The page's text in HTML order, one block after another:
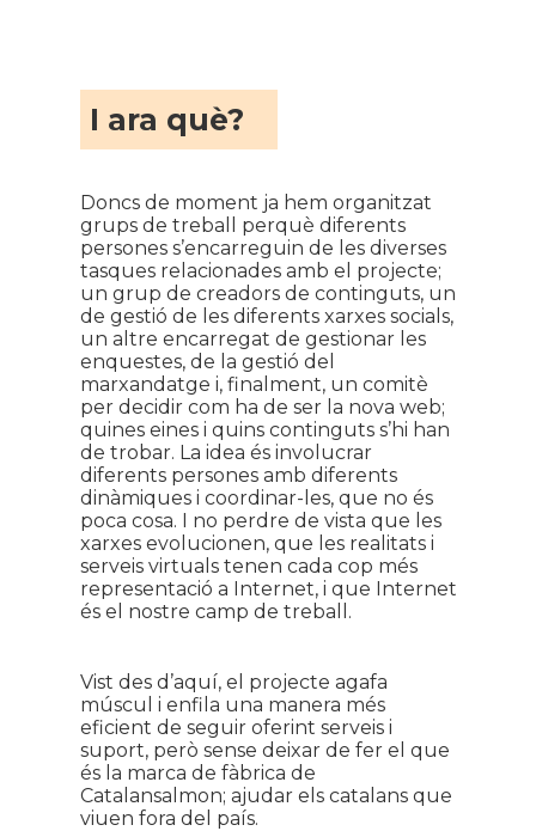
I ara què?
Doncs de moment ja hem organitzat
grups de treball perquè diferents
persones s’encarreguin de les diverses
tasques relacionades amb el projecte;
un grup de creadors de continguts, un
de gestió de les diferents xarxes socials,
un altre encarregat de gestionar les
enquestes, de la gestió del
marxandatge i, finalment, un comitè
per decidir com ha de ser la nova web;
quines eines i quins continguts s’hi han
de trobar. La idea és involucrar
diferents persones amb diferents
dinàmiques i coordinar-les, que no és
poca cosa. I no perdre de vista que les
xarxes evolucionen, que les realitats i
serveis virtuals tenen cada cop més
representació a Internet, i que Internet
és el nostre camp de treball.
Vist des d’aquí, el projecte agafa
múscul i enfila una manera més
eficient de seguir oferint serveis i
suport, però sense deixar de fer el que
és la marca de fàbrica de
Catalansalmon; ajudar els catalans que
viuen fora del país.